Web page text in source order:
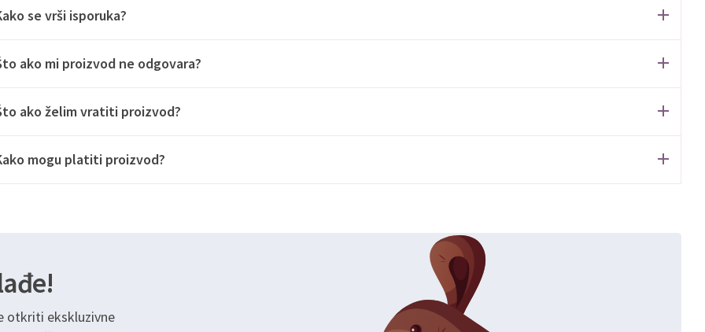
se vrši isporuka?
ako mi proizvod ne odgovara?
ako želim vratiti proizvod?
mogu platiti proizvod?
otkriti ekskluzivne